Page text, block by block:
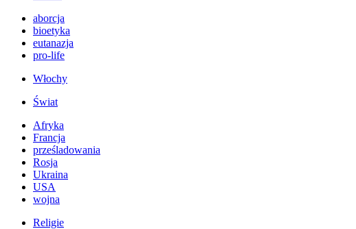
aborcja
bioetyka
eutanazja
pro-life
Włochy
Świat
Afryka
Francja
prześladowania
Rosja
Ukraina
USA
wojna
Religie